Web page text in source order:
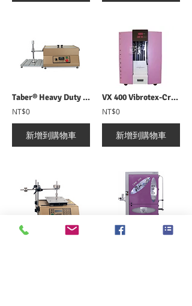
Taber® Heavy Duty Linear Abraser 5800 荷重式耐磨測試儀
NT$0
新增到購物車
VX 400 Vibrotex-Crimp Tester 單纖維捲曲檢測儀
NT$0
新增到購物車